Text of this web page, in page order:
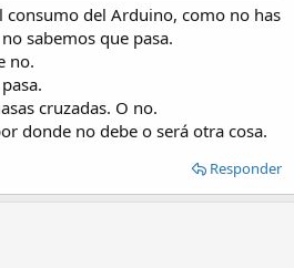
coger esa señal "del bulbo de aceite",
otra como sensor de presión de rail por
dio en el clavo, me obceque con esa
pensando en ella, pero quizás sea
señal por qué con mis pobres
uso del bus de diagnóstico, y no
consumo del Arduino, como no has
sabemos que pasa.
no.
cruzadas. O no.
donde no debe o será otra cosa.
Responder